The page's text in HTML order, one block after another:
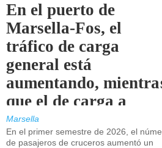
En el puerto de
Marsella-Fos, el
tráfico de carga
general está
aumentando,
que el de carga a
granel está
disminuyendo.
Marsella
En el primer semestre de 2026, el
de pasajeros de cruceros aumentó un